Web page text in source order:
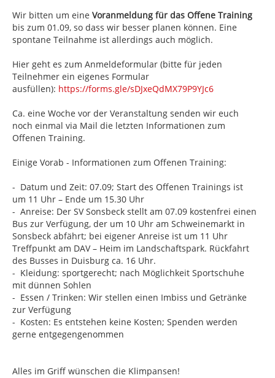
Wir bitten um eine Voranmeldung für das Offene Training
bis zum 01.09, so dass wir besser planen können. Eine
spontane Teilnahme ist allerdings auch möglich.
Hier geht es zum Anmeldeformular (bitte für jeden
Teilnehmer ein eigenes Formular
ausfüllen): https://forms.gle/sDJxeQdMX79P9YJc6
Ca. eine Woche vor der Veranstaltung senden wir euch
noch einmal via Mail die letzten Informationen zum
Offenen Training.
Einige Vorab - Informationen zum Offenen Training:
- Datum und Zeit: 07.09; Start des Offenen Trainings ist
um 11 Uhr – Ende um 15.30 Uhr
- Anreise: Der SV Sonsbeck stellt am 07.09 kostenfrei einen
Bus zur Verfügung, der um 10 Uhr am Schweinemarkt in
Sonsbeck abfährt; bei eigener Anreise ist um 11 Uhr
Treffpunkt am DAV – Heim im Landschaftspark. Rückfahrt
des Busses in Duisburg ca. 16 Uhr.
- Kleidung: sportgerecht; nach Möglichkeit Sportschuhe
mit dünnen Sohlen
- Essen / Trinken: Wir stellen einen Imbiss und Getränke
zur Verfügung
- Kosten: Es entstehen keine Kosten; Spenden werden
gerne entgegengenommen
Alles im Griff wünschen die Klimpansen!